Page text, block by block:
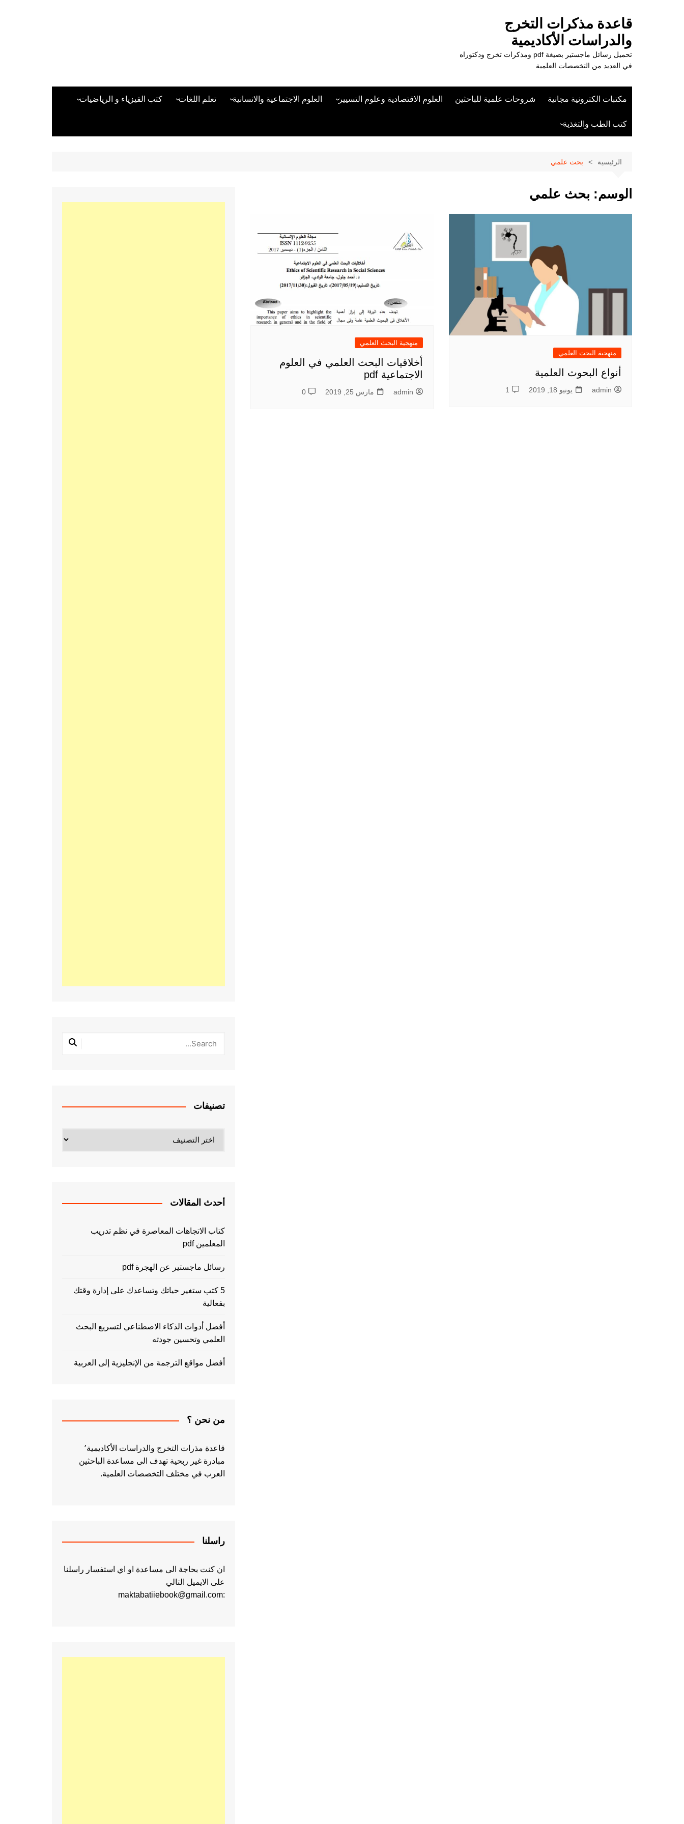
قاعدة مذكرات التخرج
والدراسات الأكاديمية
تحميل رسائل ماجستير بصيغة pdf ومذكرات تخرج ودكتوراه
في العديد من التخصصات العلمية
مكتبات الكترونية مجانية شروحات علمية للباحثين العلوم الاقتصادية وعلوم التسيير
علوم الادارة والموارد البشرية
العلوم الاجتماعية والانسانية
أدب عربي
الفكر والفلسفة
الإعلام والاتصال
التنمية البشرية وتطوير الذات
دراسات في التاريخ
دراسات قانونية
تعلم اللغات
تعلم اللغة التركية
كتب الفيزياء و الرياضيات
كتب لغات البرمجة
كتب الطب والتغذية
الرئيسية بحث علمي
الوسم: بحث علمي
منهجية البحث العلمي
أنواع البحوث العلمية
admin يونيو 18, 2019 1
منهجية البحث العلمي
أخلاقيات البحث العلمي في العلوم
الاجتماعية pdf
admin مارس 25, 2019 0
تصنيفات
أحدث المقالات
كتاب الاتجاهات المعاصرة في نظم تدريب
المعلمين pdf
رسائل ماجستير عن الهجرة pdf
5 كتب ستغير حياتك وتساعدك على إدارة وقتك
بفعالية
أفضل أدوات الذكاء الاصطناعي لتسريع البحث
العلمي وتحسين جودته
أفضل مواقع الترجمة من الإنجليزية إلى العربية
من نحن ؟
قاعدة مذرات التخرج والدراسات الأكاديمية٬
مبادرة غير ربحية تهدف الى مساعدة الباحثين
العرب في مختلف التخصصات العلمية.
راسلنا
ان كنت بحاجة الى مساعدة او اي استفسار راسلنا
على الايميل التالي
:maktabatiiebook@gmail.com